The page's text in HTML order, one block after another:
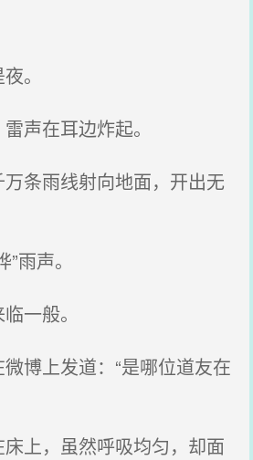
。
声在耳边炸起。
条雨线射向地面，开出无
雨声。
一般。
博上发道：“是哪位道友在
上，虽然呼吸均匀，却面